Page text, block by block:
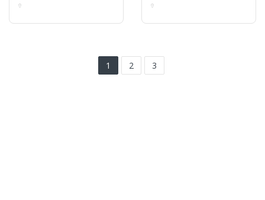
1 2 3